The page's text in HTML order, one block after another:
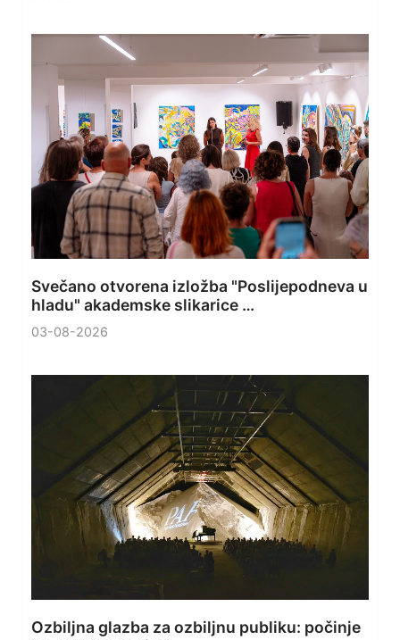
Svečano otvorena izložba "Poslijepodneva u
hladu" akademske slikarice …
03-08-2026
Ozbiljna glazba za ozbiljnu publiku: počinje